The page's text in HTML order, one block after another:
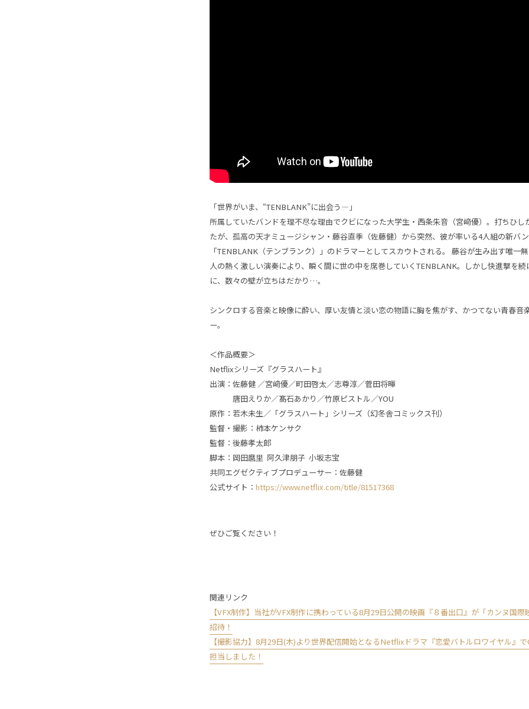
「世界がいま、“TENBLANK”に出会う—」
所属していたバンドを理不尽な理由でクビになった大学生・西条朱音（宮﨑優）。打ちひし
たが、孤高の天才ミュージシャン・藤谷直季（佐藤健）から突然、彼が率いる4人組の新バ
「TENBLANK（テンブランク）」のドラマーとしてスカウトされる。 藤谷が生み出す唯一
人の熱く激しい演奏により、瞬く間に世の中を席巻していくTENBLANK。しかし快進撃を
に、数々の壁が立ちはだかり…。
シンクロする音楽と映像に酔い、厚い友情と淡い恋の物語に胸を焦がす、かつてない青春音
ー。
＜作品概要＞
Netflixシリーズ『グラスハート』
出演：佐藤健 ／宮﨑優／町田啓太／志尊淳／菅田将暉
唐田えりか／髙石あかり／竹原ピストル／YOU
原作：若木未生／「グラスハート」シリーズ（幻冬舎コミックス刊）
監督・撮影：柿本ケンサク
監督：後藤孝太郎
脚本：岡田麿里 阿久津朋子 小坂志宝
共同エグゼクティブプロデューサー：佐藤健
公式サイト： https://www.netflix.com/title/81517368
ぜひご覧ください！
関連リンク
【VFX制作】当社がVFX制作に携わっている8月29日公開の映画『８番出口』が「カンヌ国際
招待！
【撮影協力】8月29日(木)より世界配信開始となるNetflixドラマ『恋愛バトルロワイヤル』
担当しました！